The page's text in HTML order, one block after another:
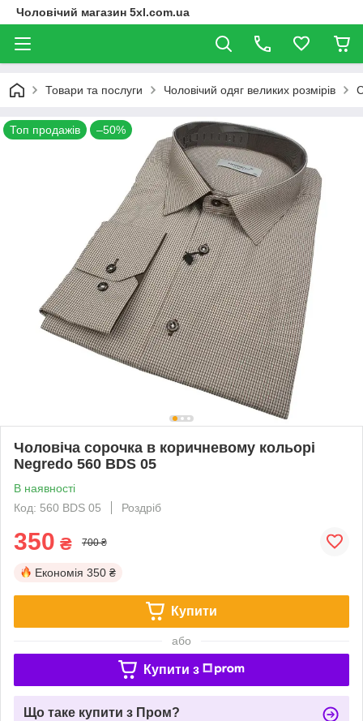
Чоловічий магазин 5xl.com.ua
Товари та послуги Чоловічий одяг великих розмірів
Топ продажів –50%
Чоловіча сорочка в коричневому кольорі
Negredo 560 BDS 05
В наявності
Код: 560 BDS 05
Роздріб
350 ₴ 700 ₴
Економія 350 ₴
Купити
або
Купити з
Що таке купити з Пром?